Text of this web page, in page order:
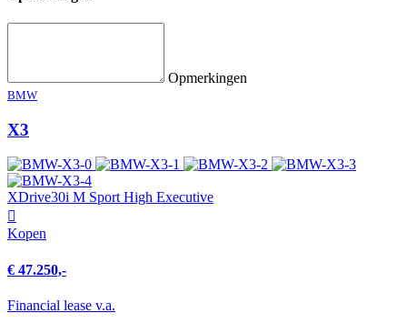
Opmerkingen
BMW
X3
XDrive30i M Sport High Executive
Kopen
€ 47.250,-
Financial lease v.a.